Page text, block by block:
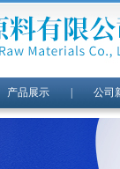
产品展示 公司